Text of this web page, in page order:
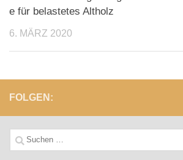
e für belastetes Altholz
6. MÄRZ 2020
FOLGEN:
Suchen
nach: